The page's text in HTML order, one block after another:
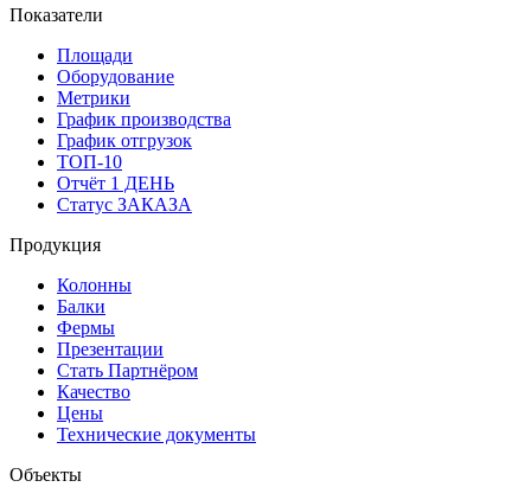
Показатели
Площади
Оборудование
Метрики
График производства
График отгрузок
ТОП-10
Отчёт 1 ДЕНЬ
Статус ЗАКАЗА
Продукция
Колонны
Балки
Фермы
Презентации
Стать Партнёром
Качество
Цены
Технические документы
Объекты